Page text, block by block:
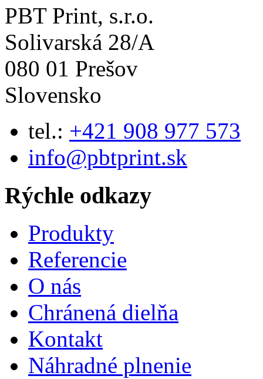
PBT Print, s.r.o.
Solivarská 28/A
080 01 Prešov
Slovensko
tel.: +421 908 977 573
info@pbtprint.sk
Rýchle odkazy
Produkty
Referencie
O nás
Chránená dielňa
Kontakt
Náhradné plnenie